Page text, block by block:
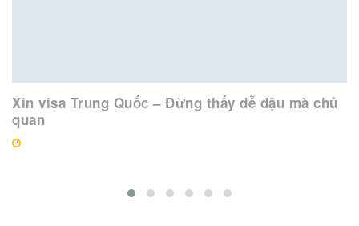
Xin visa Trung Quốc – Đừng thấy dễ đậu mà chủ
quan